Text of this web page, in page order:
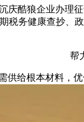
酷狼企业办理征
税务健康查抄、
帮力
给根本材料，优